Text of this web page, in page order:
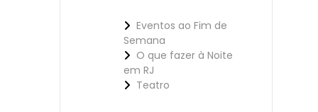
Eventos ao Fim de
Semana
O que fazer à Noite
em RJ
Teatro